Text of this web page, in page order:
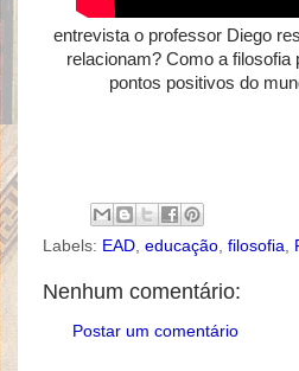
entrevista o professor Diego
relacionam? Como a
pontos positivos do
Labels: EAD, educação, filosofia,
Nenhum comentário:
Postar um comentário